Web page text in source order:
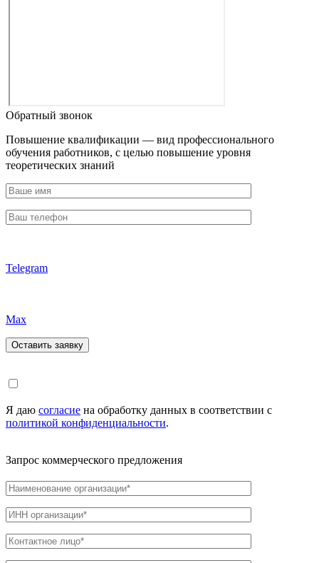
Обратный звонок
Повышение квалификации — вид профессионального
обучения работников, с целью повышение уровня
теоретических знаний
Telegram
Max
Я даю согласие на обработку данных в соответствии с
политикой конфиденциальности.
Запрос коммерческого предложения